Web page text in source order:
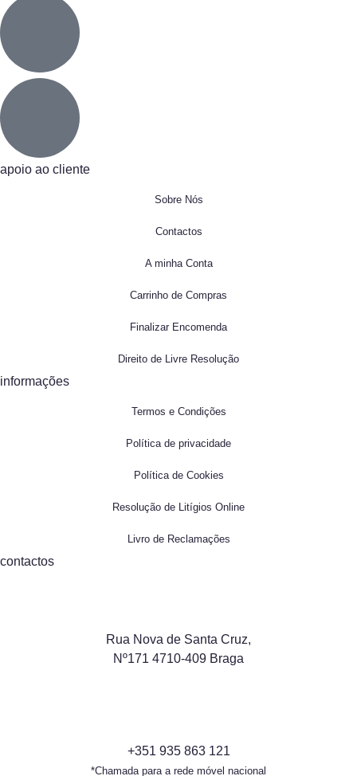
apoio ao cliente
Sobre Nós
Contactos
A minha Conta
Carrinho de Compras
Finalizar Encomenda
Direito de Livre Resolução
informações
Termos e Condições
Política de privacidade
Política de Cookies
Resolução de Litígios Online
Livro de Reclamações
contactos
Rua Nova de Santa Cruz,
Nº171 4710-409 Braga
+351 935 863 121
*Chamada para a rede móvel nacional